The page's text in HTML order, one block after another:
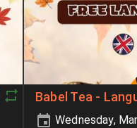
Babel Tea -
Wednesday,